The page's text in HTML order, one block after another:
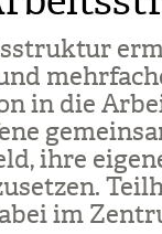
in die
ihre
im